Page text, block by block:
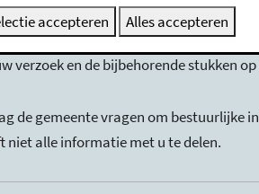
Woo-verzoek wordt de informatie
verzoek en de bijbehorende stukken op
de gemeente vragen om bestuurlijke
niet alle informatie met u te delen.
accepteren Alles accepteren